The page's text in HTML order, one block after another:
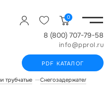
0
8 (800) 707-79-58
info@pprol.ru
PDF КАТАЛОГ
трубчатые Снегозадержатели для